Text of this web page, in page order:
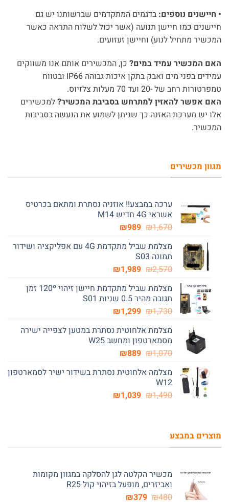
• חיישנים נוספים: בדגמים המתקדמים שברשותנו יש גם
חיישנים כמו חיישן תנועה (אשר יכול לשלוח התראה כאשר
המכשיר מתחיל לנוע) וחיישן זעזועים.
האם המכשיר עמיד במים? כן, המכשירים אותם אנו משווקים
עמידים בפני מים ואבק בתקן איכות גבוהה IP66 ובטווח
טמפרטורות רחב של -20 ועד 70 מעלות צלזיוס.
האם אפשר להאזין למתרחש בסביבת המכשיר?למכשירים
אלו יש מערכת האזנה כך שניתן לשמוע את הנעשה בסביבות
המכשיר.
מגוון מכשירים
ערכה במבצע!! אוזניה נסתרת ומתאם בכרטיס
אשראי 4G חדיש M14
₪1,670
המחיר
היה:
₪1,670.
₪989 המחיר
הוא:
מצלמת שביל מתקדמת 4G עם אפליקציה ושידור
תמונה S03
₪2,570
המחיר
היה:
₪2,570.
₪1,989
המחיר
הוא:
₪1,989.
מצלמת שביל מתקדמת חיישן זיהוי 120º זמן
תגובה מהיר 0.5 שניות S01
₪1,730
המחיר
היה:
₪1,730.
₪1,299
המחיר
הוא:
₪1,299.
מצלמת אלחוטית נסתרת במטען לצפייה ישירה
מסמארטפון ומחשב W25
₪1,070
המחיר
היה:
₪889 המחיר
הוא:
מצלמה אלחוטית נסתרת בשידור ישיר לסמארטפון
W12
₪1,490
המחיר₪1,039
המחיר
מוצרים במבצע
מכשיר הקלטה לגן להסלקה במגוון מקומות
ואביזרים, מופעל בזיהוי קול R25
₪480
המחיר
₪379 המחיר